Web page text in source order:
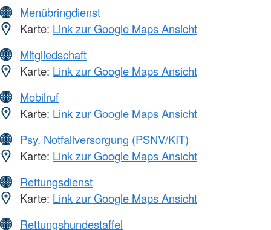
Menübringdienst
Karte: Link zur Google Maps Ansicht
Mitgliedschaft
Karte: Link zur Google Maps Ansicht
Mobilruf
Karte: Link zur Google Maps Ansicht
Psy. Notfallversorgung (PSNV/KIT)
Karte: Link zur Google Maps Ansicht
Rettungsdienst
Karte: Link zur Google Maps Ansicht
Rettungshundestaffel